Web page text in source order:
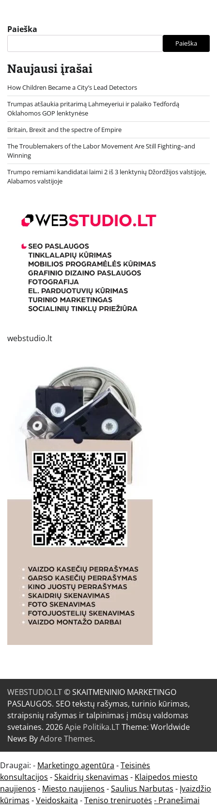
Paieška
Paieška
Naujausi įrašai
How Children Became a City’s Lead Detectors
Trumpas atšaukia pritarimą Lahmeyeriui ir palaiko Tedfordą
Oklahomos GOP lenktynėse
Britain, Brexit and the spectre of Empire
The Troublemakers of the Labor Movement Are Still Fighting–and
Winning
Trumpo remiami kandidatai laimi 2 iš 3 lenktynių Džordžijos valstijoje,
Alabamos valstijoje
webstudio.lt
WEBSTUDIO.LT© SKAITMENINIO MARKETINGO
PASLAUGOS. SEO tekstų rašymas, turinio kūrimas,
straipsnių rašymas ir talpinimas į mūsų valdomas
svetaines. 2026Apie Politika.LTTheme: Worldwide
News ByAdore Themes.
Draugai: - Marketingo agentūra -Teisinės
konsultacijos -Skaidrių skenavimas - Klaipedos miesto
naujienos - Miesto naujienos -Saulius Narbutas - Įvaizdžio
kūrimas -Veidoskaita -Teniso treniruotės - Pranešimai